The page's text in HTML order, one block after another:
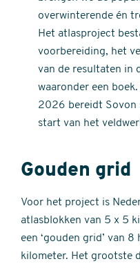
overwinterende én
Het atlasproject
voorbereiding, het
van de resultaten in
waaronder een
2026 bereidt Sovon
start van het
Gouden grid
Voor het project is
atlasblokken van 5 x 5
een ‘gouden grid’ van
kilometer. Het grootste